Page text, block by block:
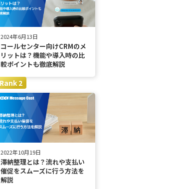
2024年6月13日
コールセンター向けCRMのメ
リットは？機能や導入時の比
較ポイントも徹底解説
2022年10月19日
滞納整理とは？流れや支払い
催促をスムーズに行う方法を
解説